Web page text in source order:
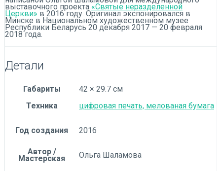
выставочного проекта «Святые неразделенной
Церкви» в 2016 году. Оригинал экспонировался в
Минске в Национальном художественном музее
Республики Беларусь 20 декабря 2017 — 20 февраля
2018 года.
Детали
Габариты
42 × 29.7 см
Техника
цифровая печать, мелованая бумага
Год создания 2016
Автор /
Мастерская Ольга Шаламова